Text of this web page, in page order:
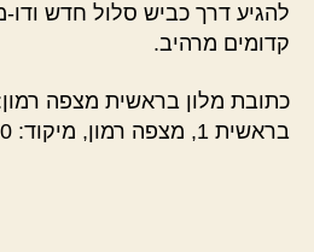
להגיע דרך כביש סלול חדש ודו-
קדומים מרהיב.
כתובת מלון בראשית מצפה
בראשית 1, מצפה רמון, מיקוד: 80600.